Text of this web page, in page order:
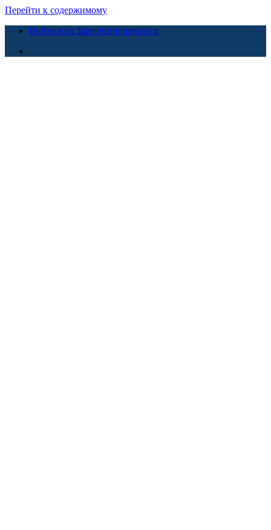
Перейти к содержимому
Войти или Зарегистрироваться